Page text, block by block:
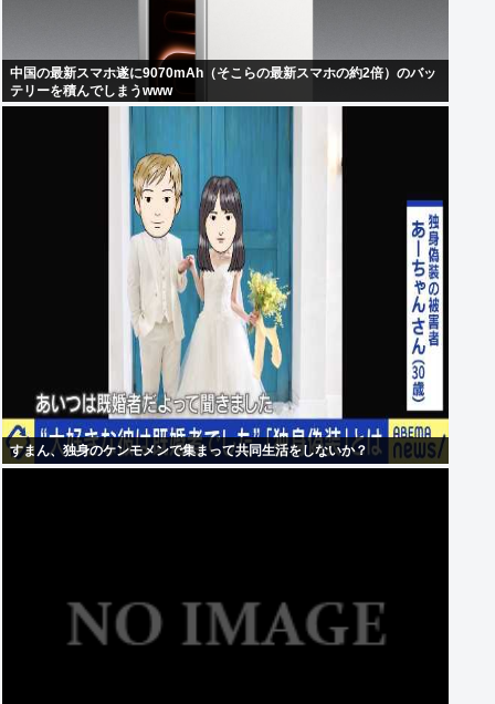
中国の最新スマホ遂に9070mAh（そこらの最新スマホの約2倍）のバッ
テリーを積んでしまうwww
すまん、独身のケンモメンで集まって共同生活をしないか？